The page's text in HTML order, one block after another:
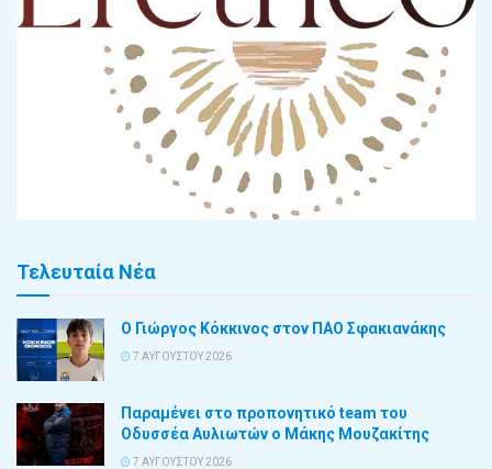
Τελευταία Νέα
Ο Γιώργος Κόκκινος στον ΠΑΟ Σφακιανάκης
7 ΑΥΓΟΎΣΤΟΥ 2026
Παραμένει στο προπονητικό team του
Οδυσσέα Αυλιωτών ο Μάκης Μουζακίτης
7 ΑΥΓΟΎΣΤΟΥ 2026